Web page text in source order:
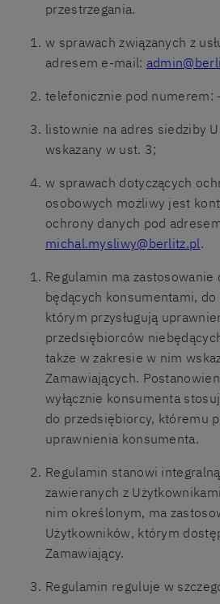
przestrzegania.
w sprawach związanych z
adresem e-mail:
telefonicznie pod
listownie na adres siedziby
wskazany w ust. 3;
w sprawach dotyczących
osobowych możliwy jest
ochrony danych pod
michal.mysliwy@berlitz.pl.
Regulamin ma
będących konsumentami,
którym przysługują
przedsiębiorców
także w zakresie w nim
Zamawiających.
wyłącznie konsumenta
do przedsiębiorcy, któremu
uprawnienia konsumenta.
Regulamin stanowi
zawieranych z
nim określonym, ma
Użytkowników, którym
Zamawiający.
Regulamin reguluje w